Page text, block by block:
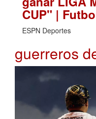
CUP" |
ESPN Deportes
guerreros